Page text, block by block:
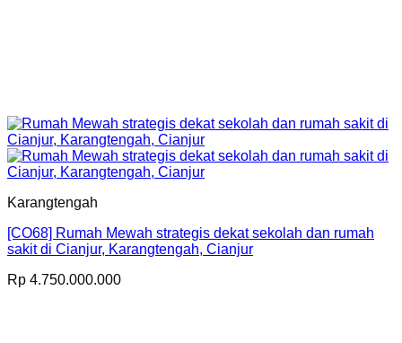
Karangtengah
[CO68] Rumah Mewah strategis dekat sekolah dan rumah
sakit di Cianjur, Karangtengah, Cianjur
Rp 4.750.000.000